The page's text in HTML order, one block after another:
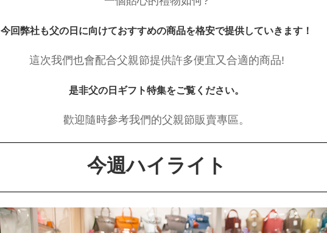
今回弊社も父の日に向けておすすめの商品を格安で提供していきます！
這次我們也會配合父親節提供許多便宜又合適的商品!
是非父の日ギフト特集をご覧ください。
歡迎隨時參考我們的父親節販賣專區。
今週ハイライト